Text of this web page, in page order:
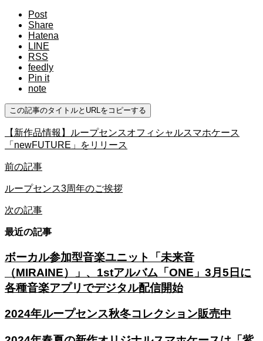
Post
Share
Hatena
LINE
RSS
feedly
Pin it
note
この記事のタイトルとURLをコピーする
【新作品情報】ループセンスオフィシャルスマホケース
「newFUTURE」をリリース
前の記事
ループセンス3周年のご挨拶
次の記事
最近の記事
ボーカル参加型音楽ユニット「未来音
（MIRAINE）」、1stアルバム「ONE」3月5日に
各種音楽アプリでデジタル配信開始
2024年ループセンス秋冬コレクション販売中